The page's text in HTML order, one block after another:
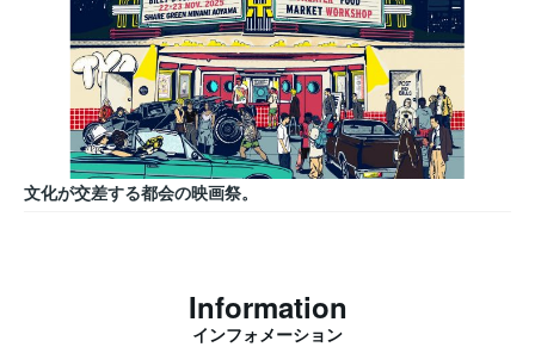
文化が交差する都会の映画祭。
Information
インフォメーション